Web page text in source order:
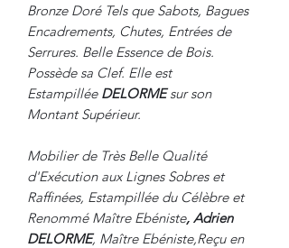
Bronze Doré Tels que Sabots, Bagues
Encadrements, Chutes, Entrées de
Serrures. Belle Essence de Bois.
Possède sa Clef. Elle est
Estampillée DELORMEsur son
Montant Supérieur.
Mobilier de Très Belle Qualité
d'Exécution aux Lignes Sobres et
Raffinées, Estampillée du Célèbre et
Renommé Maître Ebéniste, Adrien
DELORME, Maître Ebéniste,Reçu en